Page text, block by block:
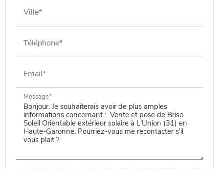
Ville*
Téléphone*
Email*
Message*